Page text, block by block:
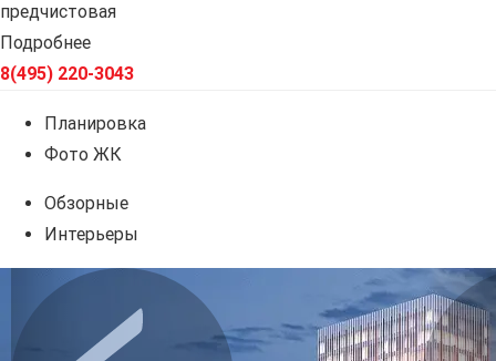
предчистовая
Подробнее
8(495) 220-3043
Планировка
Фото ЖК
Обзорные
Интерьеры